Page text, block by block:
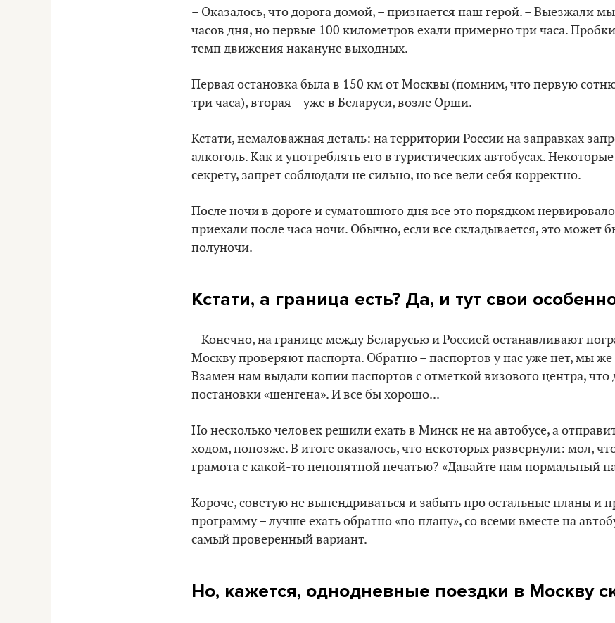
– Оказалось, что дорога домой, – признается наш герой. – Выезжали
часов дня, но первые 100 километров ехали примерно три часа.
темп движения накануне выходных.
Первая остановка была в 150 км от Москвы (помним, что первую
три часа), вторая – уже в Беларуси, возле Орши.
Кстати, немаловажная деталь: на территории России на заправках
алкоголь. Как и употреблять его в туристических автобусах.
секрету, запрет соблюдали не сильно, но все вели себя корректно.
После ночи в дороге и суматошного дня все это порядком
приехали после часа ночи. Обычно, если все складывается, это может
полуночи.
Кстати, а граница есть? Да, и тут свои
– Конечно, на границе между Беларусью и Россией останавливают
Москву проверяют паспорта. Обратно – паспортов у нас уже нет, мы
Взамен нам выдали копии паспортов с отметкой визового центра, что
постановки «шенгена». И все бы хорошо...
Но несколько человек решили ехать в Минск не на автобусе, а
ходом, попозже. В итоге оказалось, что некоторых развернули: мол,
грамота с какой-то непонятной печатью? «Давайте нам нормальный
Короче, советую не выпендриваться и забыть про остальные планы и
программу – лучше ехать обратно «по плану», со всеми вместе на
самый проверенный вариант.
Но, кажется, однодневные поездки в Москву